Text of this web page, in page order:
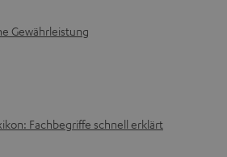
Gewährleistung
Fachbegriffe schnell erklärt